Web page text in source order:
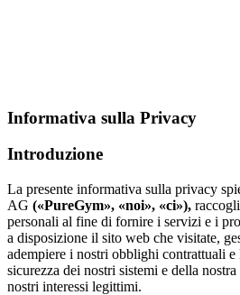
Informativa sulla Privacy
Introduzione
La presente informativa sulla privacy
AG («PureGym», «noi», «ci»),
personali al fine di fornire i servizi e i
a disposizione il sito web che visitate,
adempiere i nostri obblighi contrattuali e
sicurezza dei nostri sistemi e della
nostri interessi legittimi.